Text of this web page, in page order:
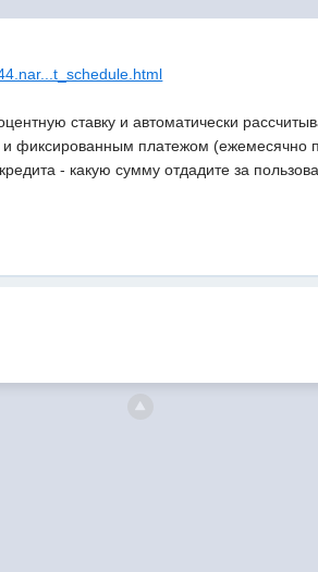
ставку и автоматически
фиксированным платежом (ежемесячно
- какую сумму отдадите за